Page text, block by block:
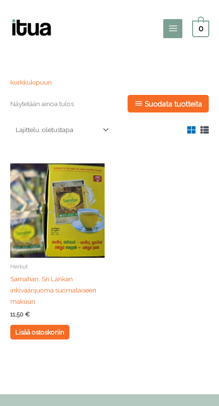
Main
0
kurkkukipuun
Näytetään ainoa tulos Suodata tuotteita
Herkut
Samahan, Sri Lankan
inkiväärijuoma suomalaiseen
makuun
11,50 €
Lisää ostoskoriin